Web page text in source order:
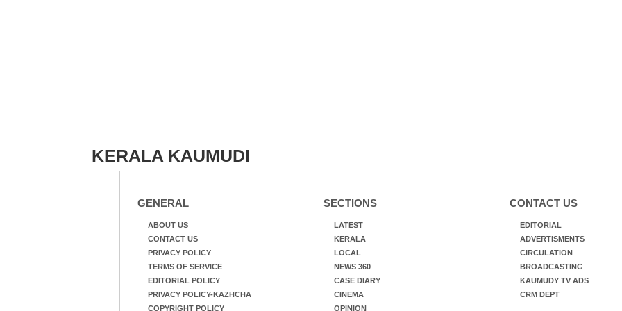
KERALA KAUMUDI
GENERAL
ABOUT US
CONTACT US
PRIVACY POLICY
TERMS OF SERVICE
EDITORIAL POLICY
PRIVACY POLICY-KAZHCHA
COPYRIGHT POLICY
SECTIONS
LATEST
KERALA
LOCAL
NEWS 360
CASE DIARY
CINEMA
OPINION
CONTACT US
EDITORIAL
ADVERTISMENTS
CIRCULATION
BROADCASTING
KAUMUDY TV ADS
CRM DEPT